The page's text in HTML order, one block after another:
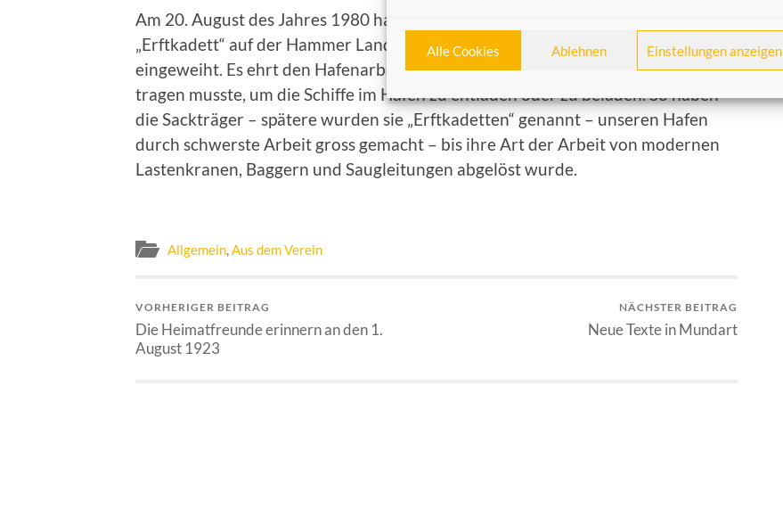
Alle Cookies Ablehnen Einstellungen anzeigen
Am 20. August des Jahres 1980 hat eine Bürgerinitiative das Denkmal
„Erftkadett“ aufder Hammer Landstrasse mit einem kleinen Volksfest
eingeweiht. Es ehrt den Hafenarbeiter, der einst schwere Lasten auf dem Rücken
tragen musste, um die Schiffe im Hafen zu entladen oder zu beladen. So haben
die Sackträger – spätere wurden sie „Erftkadetten“ genannt – unseren Hafen
durch schwerste Arbeit gross gemacht – bis ihre Art der Arbeit von modernen
Lastenkranen, Baggern und Saugleitungen abgelöst wurde.
Allgemein,Aus dem Verein
VORHERIGER BEITRAG
Die Heimatfreunde erinnern an den 1.
August 1923
NÄCHSTER BEITRAG
Neue Texte in Mundart